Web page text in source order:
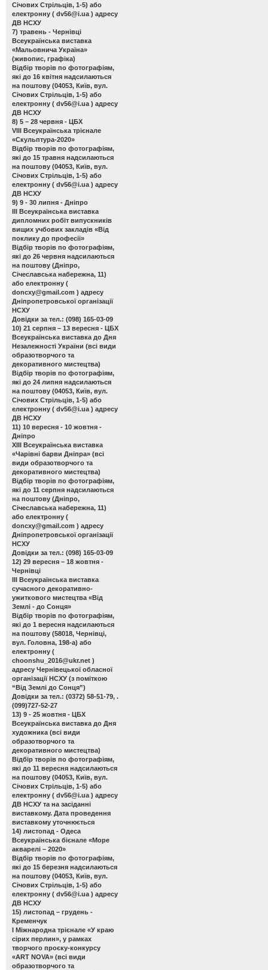
Січових Стрільців, 1-5) або
електронну ( dv56@i.ua ) адресу
ДВ НСХУ
7) травень - Чернівці
Всеукраїнська виставка
«Мальовнича Україна»
(живопис, графіка)
Відбір творів по фотографіям,
які до 16 квітня надсилаються
на поштову (04053, Київ, вул.
Січових Стрільців, 1-5) або
електронну ( dv56@i.ua ) адресу
ДВ НСХУ
8) 5 – 28 червня - ЦБХ
VIII Всеукраїнська трієнале
«Скульптура-2020»
Відбір творів по фотографіям,
які до 15 травня надсилаються
на поштову (04053, Київ, вул.
Січових Стрільців, 1-5) або
електронну ( dv56@i.ua ) адресу
ДВ НСХУ
9) 9 - 30 липня - Дніпро
ІІІ Всеукраїнська виставка
дипломних робіт випускників
вищих учбових закладів «Від
поклику до професії»
Відбір творів по фотографіям,
які до 26 червня надсилаються
на поштову (Дніпро,
Січеславська набережна, 11)
або електронну (
doncxy@gmail.com ) адресу
Дніпропетровської організації
НСХУ
Довідки за тел.: (098) 165-03-09
10) 21 серпня – 13 вересня - ЦБХ
Всеукраїнська виставка до Дня
Незалежності України (всі види
образотворчого та
декоративного мистецтва)
Відбір творів по фотографіям,
які до 24 липня надсилаються
на поштову (04053, Київ, вул.
Січових Стрільців, 1-5) або
електронну ( dv56@i.ua ) адресу
ДВ НСХУ
11) 10 вересня - 10 жовтня -
Дніпро
ХІІІ Всеукраїнська виставка
«Чарівні барви Дніпра» (всі
види образотворчого та
декоративного мистецтва)
Відбір творів по фотографіям,
які до 11 серпня надсилаються
на поштову (Дніпро,
Січеславська набережна, 11)
або електронну (
doncxy@gmail.com ) адресу
Дніпропетровської організації
НСХУ
Довідки за тел.: (098) 165-03-09
12) 29 вересня – 18 жовтня -
Чернівці
ІІІ Всеукраїнська виставка
сучасного декоративно-
ужиткового мистецтва «Від
Землі - до Сонця»
Відбір творів по фотографіям,
які до 1 вересня надсилаються
на поштову (58018, Чернівці,
вул. Головна, 198-а) або
електронну (
choonshu_2016@ukr.net )
адресу Чернівецької обласної
організації НСХУ (з поміткою
“Від Землі до Сонця”)
Довідки за тел.: (0372) 58-51-79, .
(099)727-52-27
13) 9 - 25 жовтня - ЦБХ
Всеукраїнська виставка до Дня
художника (всі види
образотворчого та
декоративного мистецтва)
Відбір творів по фотографіям,
які до 11 вересня надсилаються
на поштову (04053, Київ, вул.
Січових Стрільців, 1-5) або
електронну ( dv56@i.ua ) адресу
ДВ НСХУ та на засіданні
виставкому. Дата проведення
виставкому уточнюється
14) листопад - Одеса
Всеукраїнська бієнале «Море
акварелі – 2020»
Відбір творів по фотографіям,
які до 15 березня надсилаються
на поштову (04053, Київ, вул.
Січових Стрільців, 1-5) або
електронну ( dv56@i.ua ) адресу
ДВ НСХУ
15) листопад – грудень -
Кременчук
І Міжнародна трієнале «У краю
сірих перлин», у рамках
творчого проєку-конкурсу
«ART NOVA» (всі види
образотворчого та